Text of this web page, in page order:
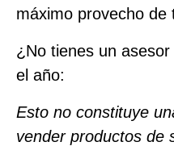
máximo provecho de
¿No tienes un
el año:
Esto no constituye
vender productos de